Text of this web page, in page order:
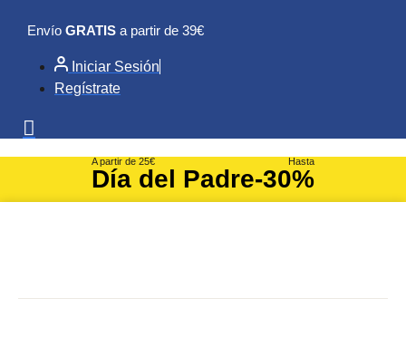
contenido
Envío GRATIS a partir de 39€
Iniciar Sesión
Regístrate
A partir de 25€
Día del Padre
Hasta
-30%